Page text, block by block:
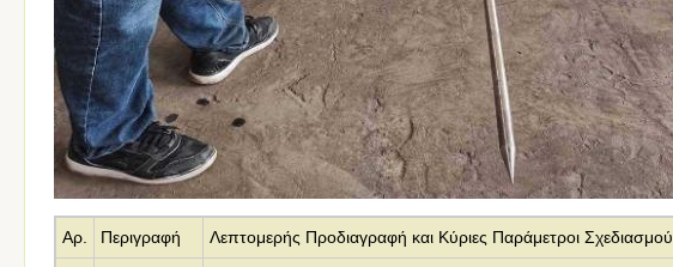
Αρ. Περιγραφή Λεπτομερής Προδιαγραφή και Κύριες Παράμετροι Σχεδιασμού